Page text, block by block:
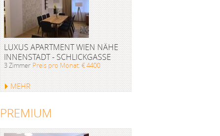
LUXUS APARTMENT WIEN NÄHE
INNENSTADT - SCHLICKGASSE
3 Zimmer Preis pro Monat: € 4400
MEHR
PREMIUM